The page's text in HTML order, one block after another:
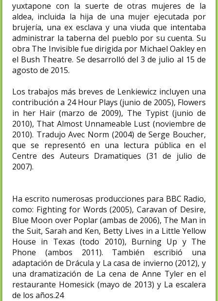
yuxtapone con la suerte de otras mujeres de la
aldea, incluida la hija de una mujer ejecutada por
brujería, una ex esclava y una viuda que intentaba
administrar la taberna del pueblo por su cuenta. Su
obra The Invisible fue dirigida por Michael Oakley en
el Bush Theatre. Se desarrolló del 3 de julio al 15 de
agosto de 2015.
Los trabajos más breves de Lenkiewicz incluyen una
contribución a 24 Hour Plays (junio de 2005), Flowers
in her Hair (marzo de 2009), The Typist (junio de
2010), That Almost Unnameable Lust (noviembre de
2010). Tradujo Avec Norm (2004) de Serge Boucher,
que se representó en una lectura pública en el
Centre des Auteurs Dramatiques (31 de julio de
2007).
Ha escrito numerosas producciones para BBC Radio,
como: Fighting for Words (2005), Caravan of Desire,
Blue Moon over Poplar (ambas de 2006), The Man in
the Suit, Sarah and Ken, Betty Lives in a Little Yellow
House in Texas (todo 2010), Burning Up y The
Phone (ambos 2011). También escribió una
adaptación de Drácula y La casa de invierno (2012), y
una dramatización de La cena de Anne Tyler en el
restaurante Homesick (mayo de 2013) y La escalera
de los años.24​